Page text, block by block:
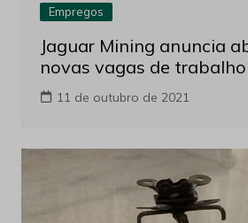
Empregos
Jaguar Mining anuncia
novas vagas de trabalho
11 de outubro de 2021